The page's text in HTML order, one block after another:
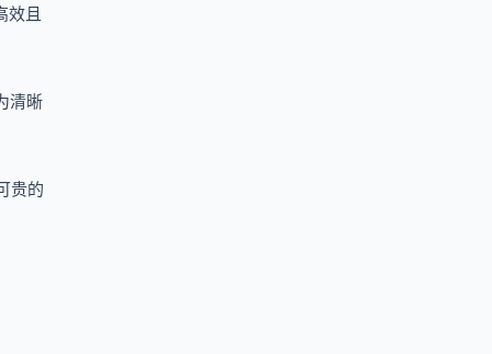
效且
清晰
贵的